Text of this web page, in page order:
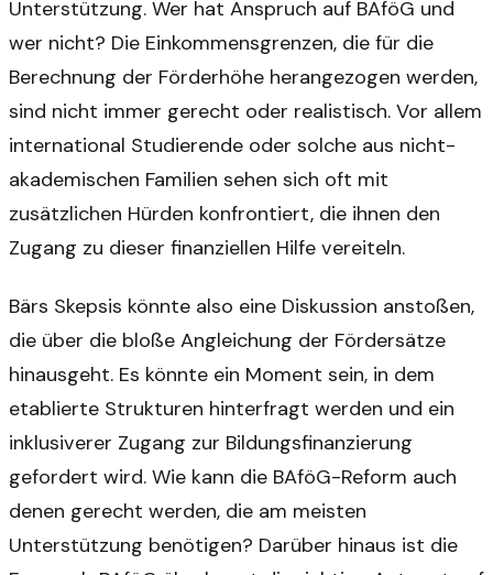
Unterstützung. Wer hat Anspruch auf BAföG und
wer nicht? Die Einkommensgrenzen, die für die
Berechnung der Förderhöhe herangezogen werden,
sind nicht immer gerecht oder realistisch. Vor allem
international Studierende oder solche aus nicht-
akademischen Familien sehen sich oft mit
zusätzlichen Hürden konfrontiert, die ihnen den
Zugang zu dieser finanziellen Hilfe vereiteln.
Bärs Skepsis könnte also eine Diskussion anstoßen,
die über die bloße Angleichung der Fördersätze
hinausgeht. Es könnte ein Moment sein, in dem
etablierte Strukturen hinterfragt werden und ein
inklusiverer Zugang zur Bildungsfinanzierung
gefordert wird. Wie kann die BAföG-Reform auch
denen gerecht werden, die am meisten
Unterstützung benötigen? Darüber hinaus ist die